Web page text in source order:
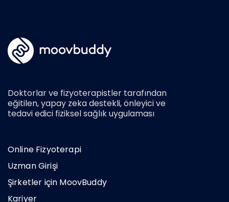
Doktorlar ve fizyoterapistler tarafından
eğitilen, yapay zeka destekli, önleyici ve
tedavi edici fiziksel sağlık uygulaması
Online Fizyoterapi
Uzman Girişi
Şirketler için MoovBuddy
Kariyer